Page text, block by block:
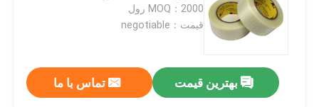
MOQ：2000 رول
قیمت：negotiable
بهترین قیمت تماس با ما